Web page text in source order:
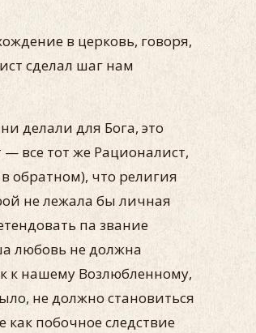
в церковь, говоря,
сделал шаг нам
делали для Бога, это
все тот же Рационалист,
обратном), что религия
не лежала бы личная
па звание
любовь не должна
к нашему Возлюбленному,
не должно становиться
побочное следствие